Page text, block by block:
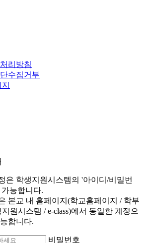
리방침
수집거부
은 학생지원시스템의 '아이디/비밀번
능합니다.
본교 내 홈페이지(학교홈페이지 / 학부
원시스템 / e-class)에서 동일한 계정으
합니다.
비밀번호